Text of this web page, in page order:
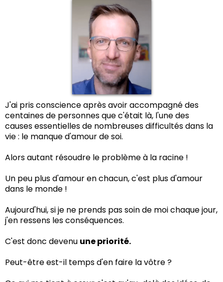
J'ai pris conscience après avoir accompagné des
centaines de personnes que c'était là, l'une des
causes essentielles de nombreuses difficultés dans la
vie : le manque d'amour de soi.
Alors autant résoudre le problème à la racine !
Un peu plus d'amour en chacun, c'est plus d'amour
dans le monde !
Aujourd'hui, si je ne prends pas soin de moi chaque jour,
j'en ressens les conséquences.
C'est donc devenu une priorité.
Peut-être est-il temps d'en faire la vôtre ?